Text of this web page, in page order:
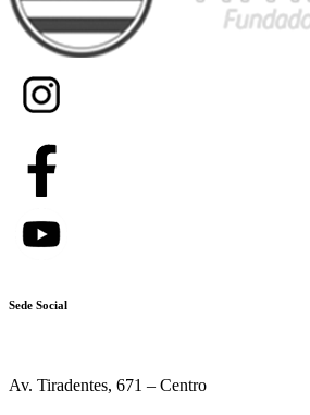
Sede Social
Av. Tiradentes, 671 – Centro